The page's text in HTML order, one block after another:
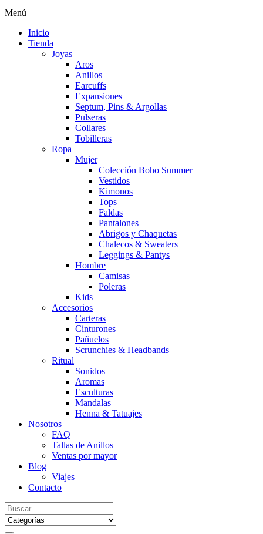
Menú
Inicio
Tienda
Joyas
Aros
Anillos
Earcuffs
Expansiones
Septum, Pins & Argollas
Pulseras
Collares
Tobilleras
Ropa
Mujer
Colección Boho Summer
Vestidos
Kimonos
Tops
Faldas
Pantalones
Abrigos y Chaquetas
Chalecos & Sweaters
Leggings & Pantys
Hombre
Camisas
Poleras
Kids
Accesorios
Carteras
Cinturones
Pañuelos
Scrunchies & Headbands
Ritual
Sonidos
Aromas
Esculturas
Mandalas
Henna & Tatuajes
Nosotros
FAQ
Tallas de Anillos
Ventas por mayor
Blog
Viajes
Contacto